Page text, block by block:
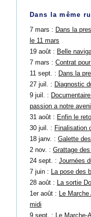
Dans la même
7 mars : Dans la
le 11 mars
19 août : Belle
7 mars : Contrat
11 sept. : Dans la
27 juil. : Diagnostic
9 juil. :
passion a notre
31 août : Enfin le
30 juil. : Finalisation
18 janv. : Galette
2 nov. : Grattage
24 sept. : Journées
7 juin : La pose des
28 août : La sortie
1er août : Le
midi
9 sept. : Le Marche-